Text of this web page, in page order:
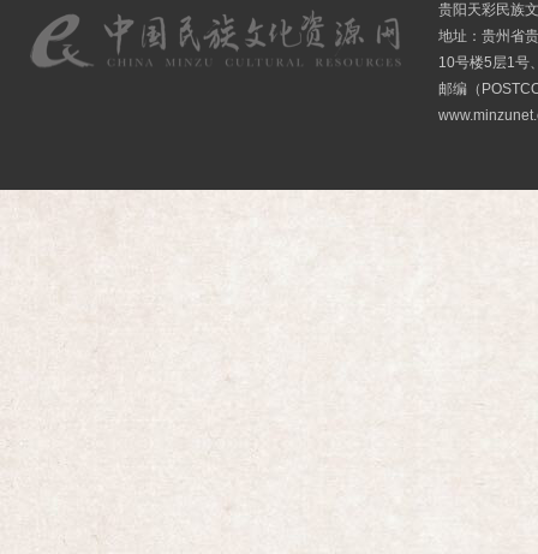
贵阳天彩民族
地址：贵州省
10号楼5层1号
邮编（